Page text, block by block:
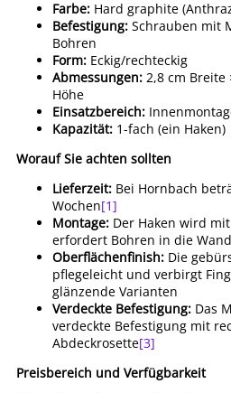
Farbe: Hard graphite
Befestigung: Schrauben mit
Bohren
Form: Eckig/rechteckig
Abmessungen: 2,8 cm Breite
Höhe
Einsatzbereich:
Kapazität: 1-fach (ein Haken)
Worauf Sie achten sollten
Lieferzeit: Bei Hornbach
Wochen[1]
Montage: Der Haken wird
erfordert Bohren in die Wand
Oberflächenfinish: Die
pflegeleicht und verbirgt
glänzende Varianten
Verdeckte Befestigung: Das
verdeckte Befestigung mit
Abdeckrosette[3]
Preisbereich und Verfügbarkeit